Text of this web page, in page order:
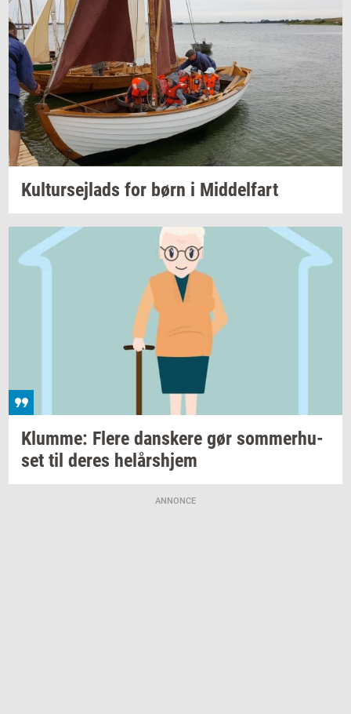
Kul­tur­sejlads for børn i Mid­del­fart
Klum­me: Flere dan­ske­re gør som­mer­hu­
set til deres helårs­hjem
ANNONCE